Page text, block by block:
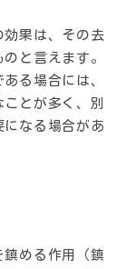
効果は、その去
と言えます。
る場合には、
とが多く、別
なる場合があ
める作用（鎮